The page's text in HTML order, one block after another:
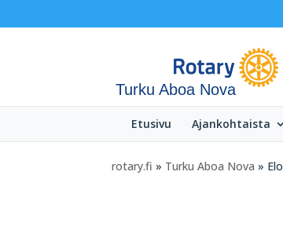
Turku Aboa Nova
Etusivu Ajankohtaista
rotary.fi » Turku Aboa Nova »